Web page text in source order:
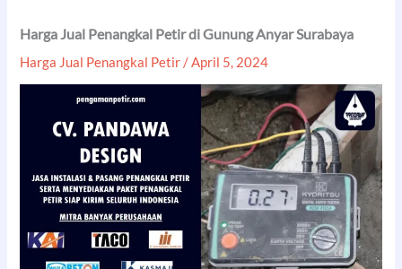
Harga Jual Penangkal Petir di Gunung Anyar Surabaya
Harga Jual Penangkal Petir /April 5, 2024